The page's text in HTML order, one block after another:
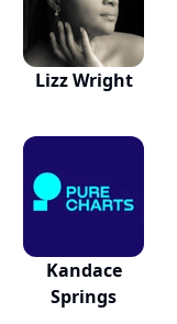
Lizz Wright
Kandace
Springs